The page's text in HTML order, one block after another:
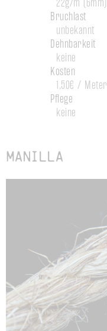
Bruchlast
unbekannt
Dehnbarkeit
keine
Kosten
1,50€ / Meter
Pflege
keine
Manilla